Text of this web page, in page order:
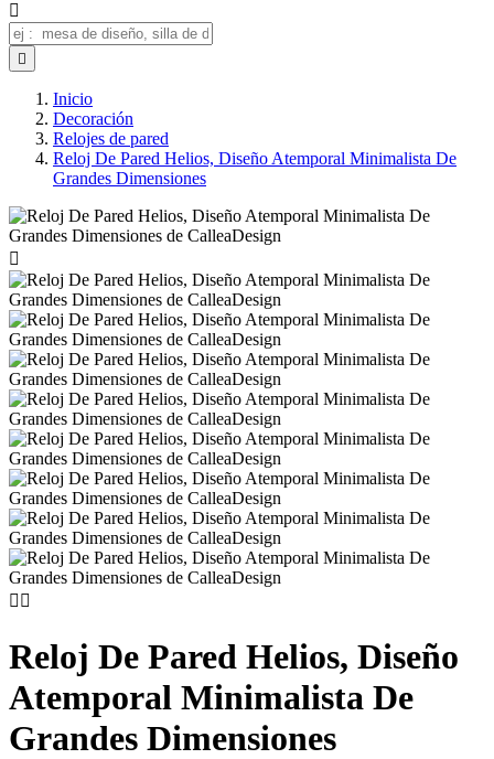


Inicio
Decoración
Relojes de pared
Reloj De Pared Helios, Diseño Atemporal Minimalista De
Grandes Dimensiones

 
Reloj De Pared Helios, Diseño
Atemporal Minimalista De
Grandes Dimensiones